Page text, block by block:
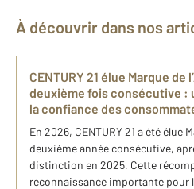
À découvrir dans nos
CENTURY 21 élue Marque de
deuxième fois consécutive :
la confiance des
En 2026, CENTURY 21 a été élue
deuxième année consécutive,
distinction en 2025. Cette
reconnaissance importante pour